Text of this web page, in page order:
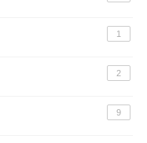
1
2
9